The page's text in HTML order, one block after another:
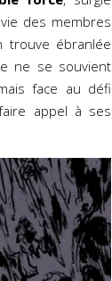
des membres
trouve ébranlée
ne se souvient
face au défi
appel à ses